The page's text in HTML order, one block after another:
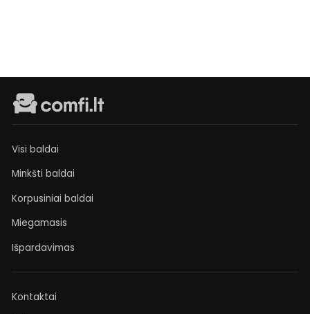
Visi baldai
Minkšti baldai
Korpusiniai baldai
Miegamasis
Išpardavimas
Kontaktai